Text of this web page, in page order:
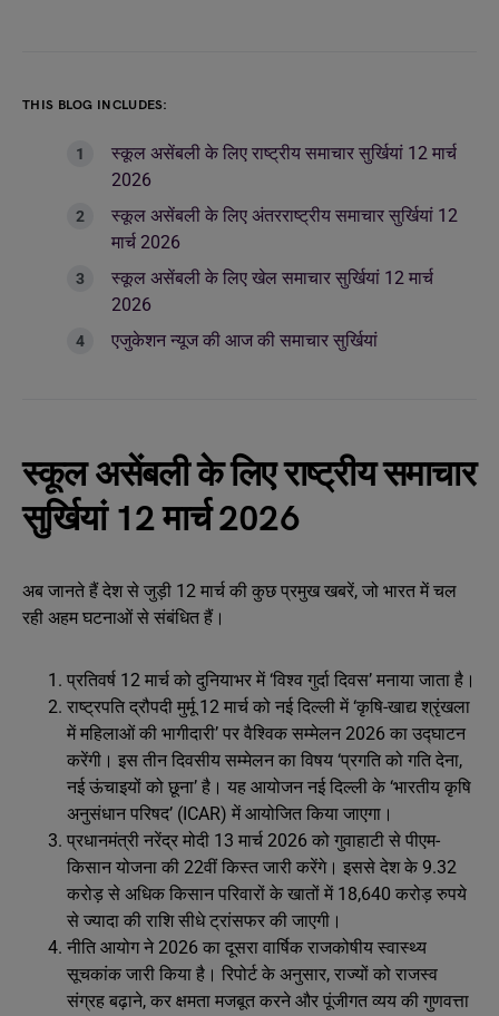
THIS BLOG INCLUDES:
स्कूल असेंबली के लिए राष्ट्रीय समाचार सुर्खियां 12 मार्च
2026
स्कूल असेंबली के लिए अंतरराष्ट्रीय समाचार सुर्खियां 12
मार्च 2026
स्कूल असेंबली के लिए खेल समाचार सुर्खियां 12 मार्च
2026
एजुकेशन न्यूज की आज की समाचार सुर्खियां
स्कूल असेंबली के लिए राष्ट्रीय समाचार
सुर्खियां 12 मार्च 2026
अब जानते हैं देश से जुड़ी 12 मार्च की कुछ प्रमुख खबरें, जो भारत में चल
रही अहम घटनाओं से संबंधित हैं।
प्रतिवर्ष 12 मार्च को दुनियाभर में ‘विश्व गुर्दा दिवस’ मनाया जाता है।
राष्ट्रपति द्रौपदी मुर्मू 12 मार्च को नई दिल्ली में ‘कृषि-खाद्य श्रृंखला
में महिलाओं की भागीदारी’ पर वैश्विक सम्मेलन 2026 का उद्घाटन
करेंगी। इस तीन दिवसीय सम्मेलन का विषय ‘प्रगति को गति देना,
नई ऊंचाइयों को छूना’ है। यह आयोजन नई दिल्ली के ‘भारतीय कृषि
अनुसंधान परिषद’ (ICAR) में आयोजित किया जाएगा।
प्रधानमंत्री नरेंद्र मोदी 13 मार्च 2026 को गुवाहाटी से पीएम-
किसान योजना की 22वीं किस्त जारी करेंगे। इससे देश के 9.32
करोड़ से अधिक किसान परिवारों के खातों में 18,640 करोड़ रुपये
से ज्यादा की राशि सीधे ट्रांसफर की जाएगी।
नीति आयोग ने 2026 का दूसरा वार्षिक राजकोषीय स्वास्थ्य
सूचकांक जारी किया है। रिपोर्ट के अनुसार, राज्यों को राजस्व
संग्रह बढ़ाने, कर क्षमता मजबूत करने और पूंजीगत व्यय की गुणवत्ता